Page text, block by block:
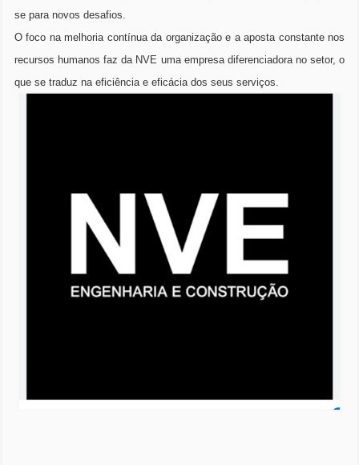
se para novos desafios.
O foco na melhoria contínua da organização e a aposta constante nos
recursos humanos faz da NVE uma empresa diferenciadora no setor, o
que se traduz na eficiência e eficácia dos seus serviços.